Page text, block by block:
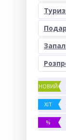
НОВИЙ
ХІТ
%